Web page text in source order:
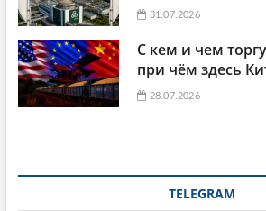
31.07.2026
С кем и чем
при чём здесь
28.07.2026
TELEGRAM